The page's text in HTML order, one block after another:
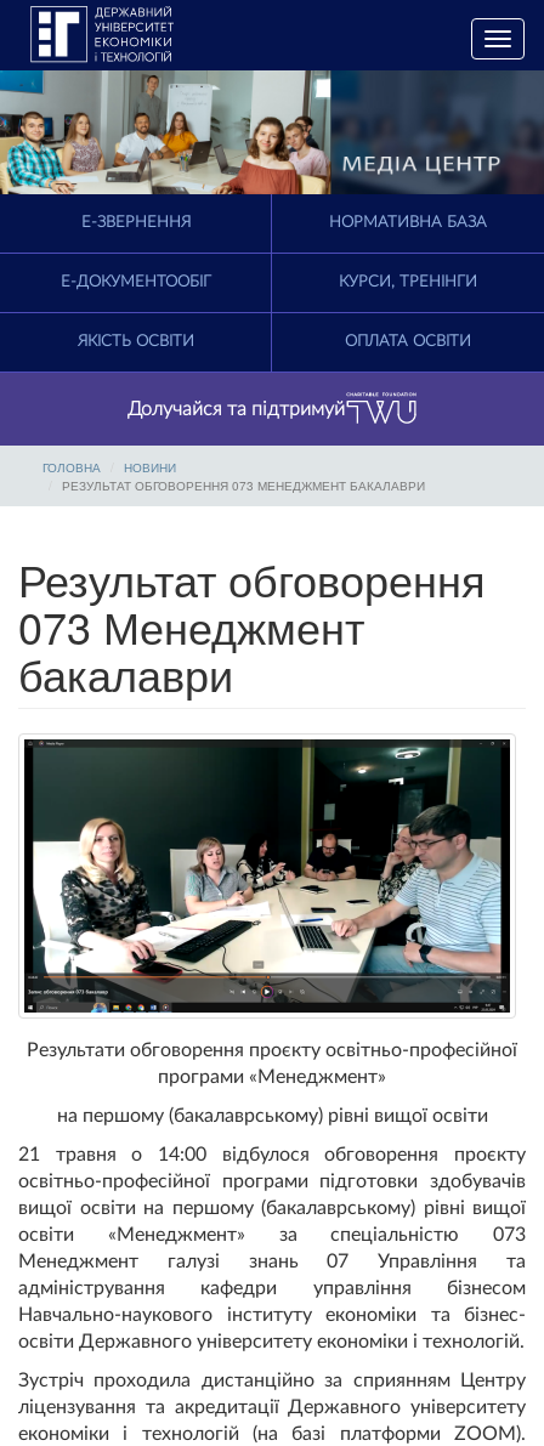
T
o
e
i
a
E-ЗВЕРНЕННЯ НОРМАТИВНА БАЗА
Е-ДОКУМЕНТООБІГ КУРСИ, ТРЕНІНГИ
ЯКІСТЬ ОСВІТИ ОПЛАТА ОСВІТИ
Долучайся та підтримуй
ГОЛОВНА
НОВИНИ
РЕЗУЛЬТАТ ОБГОВОРЕННЯ 073 МЕНЕДЖМЕНТ БАКАЛАВРИ
Результат обговорення
073 Менеджмент
бакалаври
Результати обговорення проєкту освітньо-професійної
програми «Менеджмент»
на першому (бакалаврському) рівні вищої освіти
21 травня о 14:00 відбулося обговорення проєкту
освітньо-професійної програми підготовки здобувачів
вищої освіти на першому (бакалаврському) рівні вищої
освіти «Менеджмент» за спеціальністю 073
Менеджмент галузі знань 07 Управління та
адміністрування кафедри управління бізнесом
Навчально-наукового інституту економіки та бізнес-
освіти Державного університету економіки і технологій.
Зустріч проходила дистанційно за сприянням Центру
ліцензування та акредитації Державного університету
економіки і технологій (на базі платформи ZOOM).